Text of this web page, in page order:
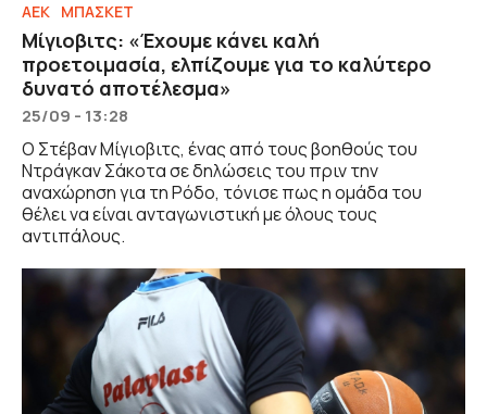
ΑΕΚ ΜΠΑΣΚΕΤ
Μίγιοβιτς: «Έχουμε κάνει καλή
προετοιμασία, ελπίζουμε για το καλύτερο
δυνατό αποτέλεσμα»
25/09 - 13:28
Ο Στέβαν Μίγιοβιτς, ένας από τους βοηθούς του
Ντράγκαν Σάκοτα σε δηλώσεις του πριν την
αναχώρηση για τη Ρόδο, τόνισε πως η ομάδα του
θέλει να είναι ανταγωνιστική με όλους τους
αντιπάλους.